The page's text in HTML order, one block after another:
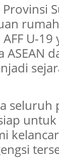
Provinsi
rumah
U-19
seluruh